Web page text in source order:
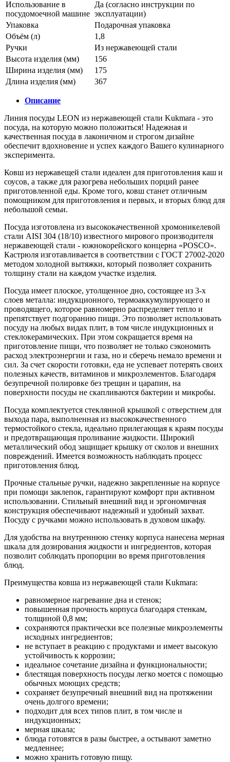
Использование в
посудомоечной машине
Да (согласно инструкции по
эксплуатации)
Упаковка
Подарочная упаковка
Объём (л)
1,8
Ручки
Из нержавеющей стали
Высота изделия (мм)
156
Ширина изделия (мм)
175
Длина изделия (мм)
367
Описание
Линия посуды LEON из нержавеющей стали Kukmara - это
посуда, на которую можно положиться! Надежная и
качественная посуда в лаконичном и строгом дизайне
обеспечит вдохновение и успех каждого Вашего кулинарного
эксперимента.
Ковш из нержавещей стали идеален для приготовления каш и
соусов, а также для разогрева небольших порций ранее
приготовленной еды. Кроме того, ковш станет отличным
помощником для приготовления и первых, и вторых блюд для
небольшой семьи.
Посуда изготовлена из высококачественной хромоникелевой
стали AISI 304 (18/10) известного мирового производителя
нержавеющей стали - южнокорейского концерна «POSCO».
Кастрюля изготавливается в соответствии с ГОСТ 27002-2020
методом холодной вытяжки, который позволяет сохранить
толщину стали на каждом участке изделия.
Посуда имеет плоское, утолщенное дно, состоящее из 3-х
слоев металла: индукционного, термоаккумулирующего и
проводящего, которое равномерно распределяет тепло и
препятствует подгоранию пищи. Это позволяет использовать
посуду на любых видах плит, в том числе индукционных и
стеклокерамических. При этом сокращается время на
приготовление пищи, что позволяет не только сэкономить
расход электроэнергии и газа, но и сберечь немало времени и
сил. За счет скорости готовки, еда не успевает потерять своих
полезных качеств, витаминов и микроэлементов. Благодаря
безупречной полировке без трещин и царапин, на
поверхности посуды не скапливаются бактерии и микробы.
Посуда комплектуется стеклянной крышкой с отверстием для
выхода пара, выполненная из высококачественного
термостойкого стекла, идеально прилегающая к краям посуды
и предотвращающая проливание жидкости. Широкий
металлический обод защищает крышку от сколов и внешних
повреждений. Имеется возможность наблюдать процесс
приготовления блюд.
Прочные стальные ручки, надежно закрепленные на корпусе
при помощи заклепок, гарантируют комфорт при активном
использовании. Стильный внешний вид и эргономичная
конструкция обеспечивают надежный и удобный захват.
Посуду с ручками можно использовать в духовом шкафу.
Для удобства на внутреннюю стенку корпуса нанесена мерная
шкала для дозирования жидкости и ингредиентов, которая
позволит соблюдать пропорции во время приготовления
блюд.
Преимущества ковша из нержавеющей стали Kukmara:
равномерное нагревание дна и стенок;
повышенная прочность корпуса благодаря стенкам,
толщиной 0,8 мм;
сохраняются практически все полезные микроэлементы
исходных ингредиентов;
не вступает в реакцию с продуктами и имеет высокую
устойчивость к коррозии;
идеальное сочетание дизайна и функциональности;
блестящая поверхность посуды легко моется с помощью
обычных моющих средств;
сохраняет безупречный внешний вид на протяжении
очень долгого времени;
подходит для всех типов плит, в том числе и
индукционных;
мерная шкала;
блюда готовятся в разы быстрее, а остывают заметно
медленнее;
можно хранить готовую пищу.